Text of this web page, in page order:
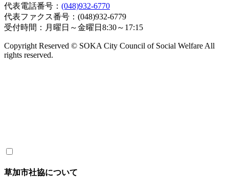
代表電話番号： (048)932-6770
代表ファクス番号：(048)932-6779
受付時間：月曜日～金曜日8:30～17:15
Copyright Reserved © SOKA City Council of Social Welfare All
rights reserved.
草加市社協について